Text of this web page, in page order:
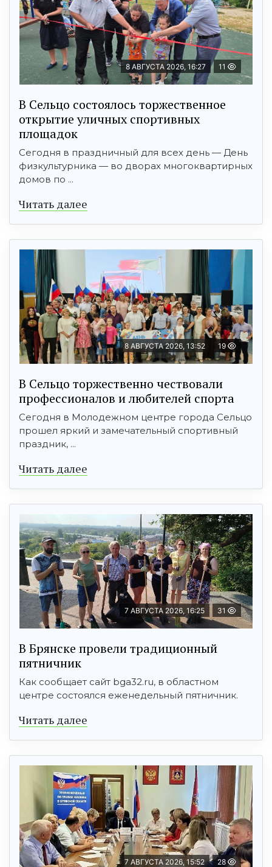
8 АВГУСТА 2026, 16:27 11
В Сельцо состоялось торжественное
открытие уличных спортивных
площадок
Сегодня в праздничный для всех день — День
физкультурника — во дворах многоквартирных
домов по ...
Читать далее
8 АВГУСТА 2026, 13:52 19
В Сельцо торжественно чествовали
профессионалов и любителей спорта
Сегодня в Молодежном центре города Сельцо
прошел яркий и замечательный спортивный
праздник, ...
Читать далее
7 АВГУСТА 2026, 16:25 31
В Брянске провели традиционный
пятничник
Как сообщает сайт bga32.ru, в областном
центре состоялся еженедельный пятничник.
Читать далее
7 АВГУСТА 2026, 15:52 28